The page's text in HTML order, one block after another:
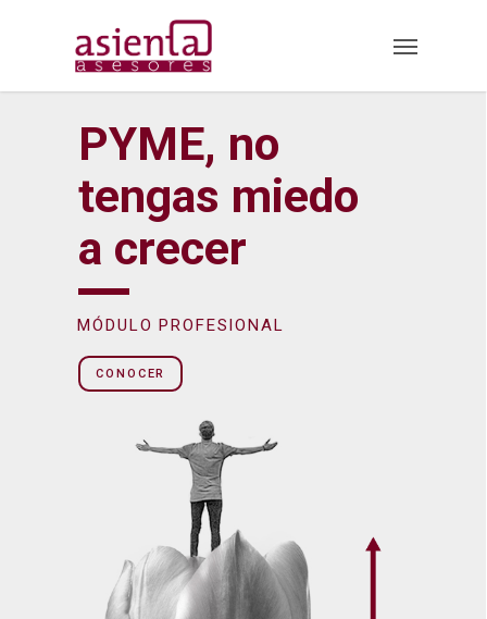
PYME, no
tengas miedo
a crecer
MÓDULO PROFESIONAL
CONOCER